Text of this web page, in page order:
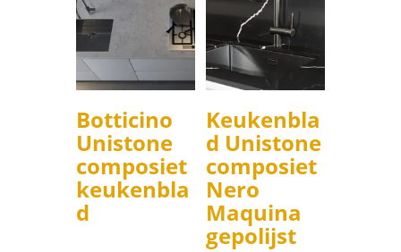
Botticino
Unistone
composiet
keukenbla
d
Keukenbla
d Unistone
composiet
Nero
Maquina
gepolijst